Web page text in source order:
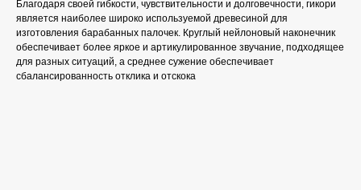
Благодаря своей гибкости, чувствительности и долговечности, гикори
является наиболее широко используемой древесиной для
изготовления барабанных палочек. Круглый нейлоновый наконечник
обеспечивает более яркое и артикулированное звучание, подходящее
для разных ситуаций, а среднее сужение обеспечивает
сбалансированность отклика и отскока